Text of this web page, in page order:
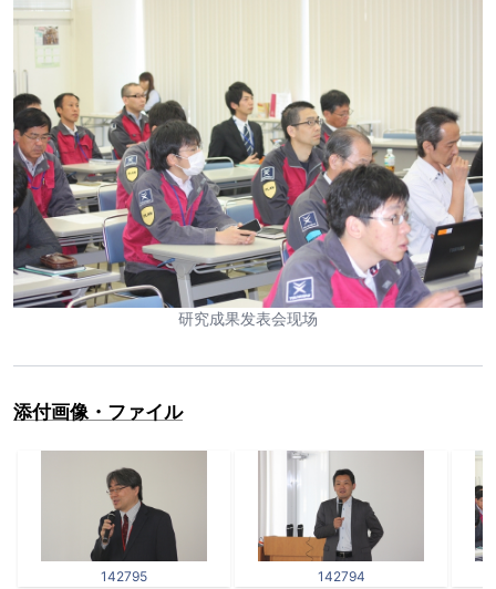
研究成果发表会现场
添付画像・ファイル
142795 142794